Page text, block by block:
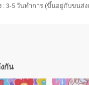
: 3-5 วันทำการ (ขึ้นอยู่กับขนส่
กัน